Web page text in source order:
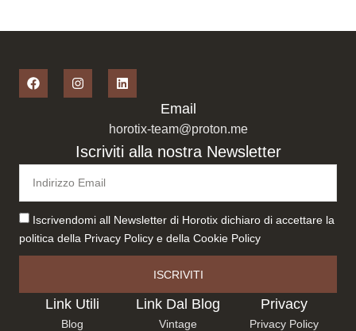
Link Utili
Blog
Link Dal Blog
Vintage
Privacy
Privacy Policy
Iscriviti alla nostra Newsletter
Iscrivendomi all Newsletter di Horotix dichiaro di accettare la
politica della Privacy Policy e della Cookie Policy
ISCRIVITI
Email
horotix-team@proton.me